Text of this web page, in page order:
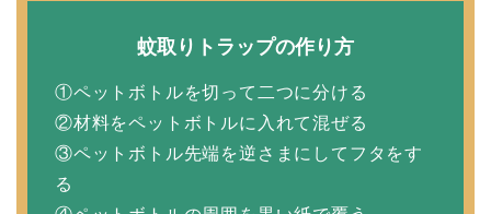
蚊取りトラップの作り方
①ペットボトルを切って二つに分ける
②材料をペットボトルに入れて混ぜる
③ペットボトル先端を逆さまにしてフタをす
る